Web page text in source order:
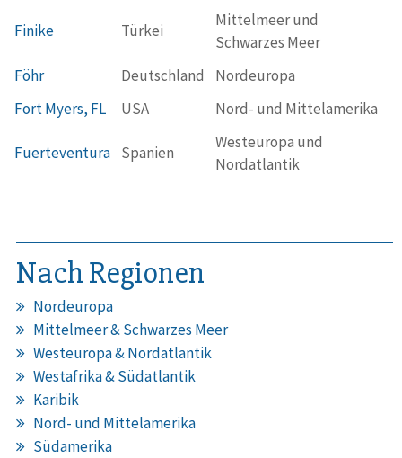
Finike Türkei
Mittelmeer und
Schwarzes Meer
Föhr
Deutschland
Nordeuropa
Fort Myers, FL
USA Nord- und Mittelamerika
Fuerteventura Spanien
Westeuropa und
Nordatlantik
Nach Regionen
Nordeuropa
Mittelmeer & Schwarzes Meer
Westeuropa & Nordatlantik
Westafrika & Südatlantik
Karibik
Nord- und Mittelamerika
Südamerika